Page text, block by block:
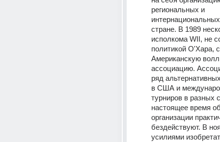
региональных и
стране. В 1989
исполкома WII, не
политикой О'Хара,
Американскую
ассоциацию.
ряд
в США и
турниров в разных
настоящее время
организации
бездействуют. В
усилиями